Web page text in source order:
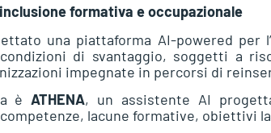
formativa e occupazionale
una piattaforma AI-powered per
di svantaggio, soggetti a
impegnate in percorsi di
èATHENA, un assistente AI
lacune formative, obiettivi